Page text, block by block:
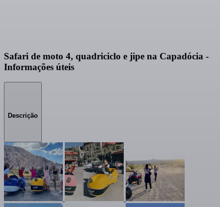
Safari de moto 4, quadriciclo e jipe na Capadócia -
Informações úteis
Descrição